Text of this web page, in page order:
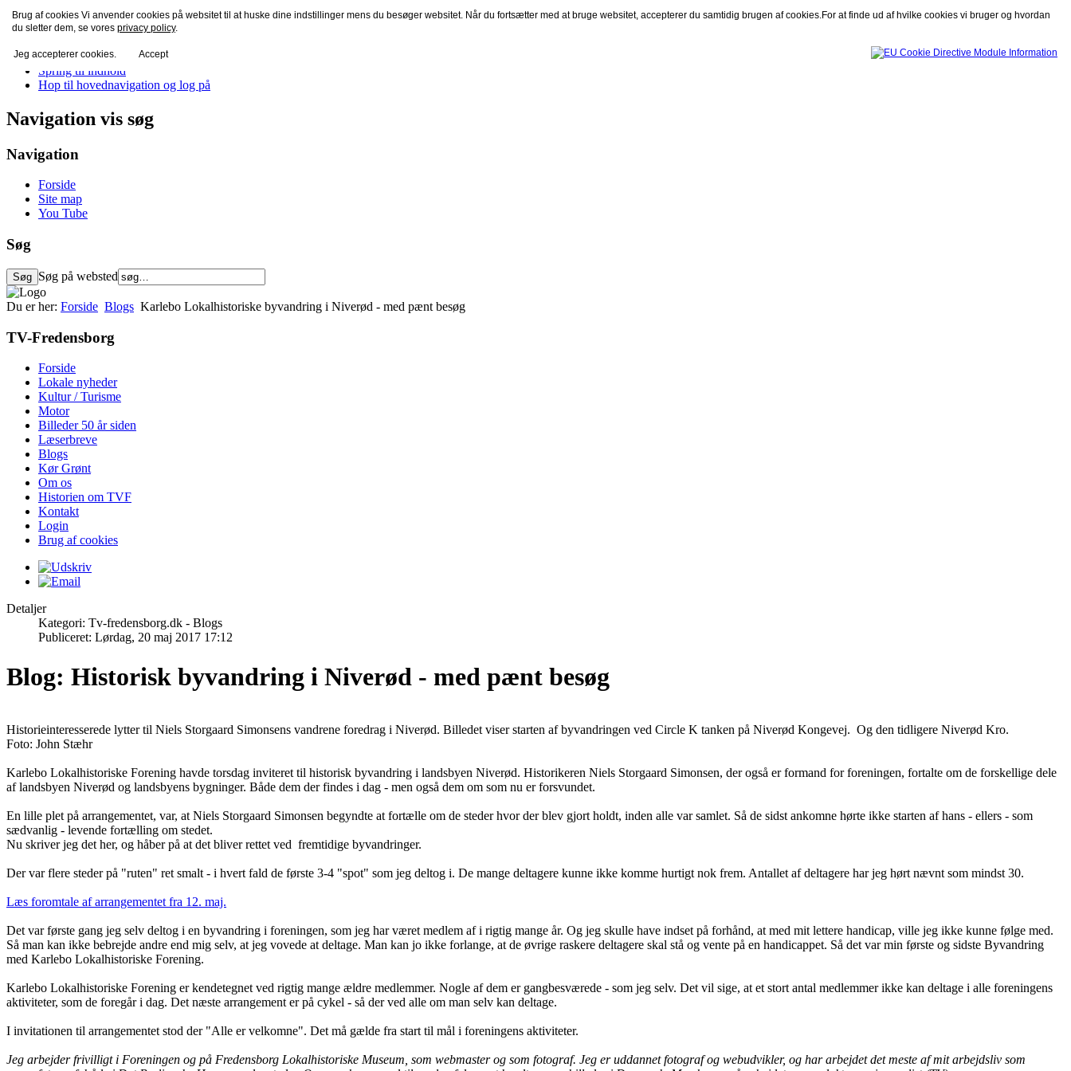
TV-Fredensborg
Spring til indhold
Hop til hovednavigation og log på
Navigation vis søg
Navigation
Forside
Site map
You Tube
Søg
Søg på websted
Du er her: Forside Blogs Karlebo Lokalhistoriske byvandring i Niverød - med pænt besøg
TV-Fredensborg
Forside
Lokale nyheder
Kultur / Turisme
Motor
Billeder 50 år siden
Læserbreve
Blogs
Kør Grønt
Om os
Historien om TVF
Kontakt
Login
Brug af cookies
Detaljer
Kategori: Tv-fredensborg.dk - Blogs
Publiceret: Lørdag, 20 maj 2017 17:12
Blog: Historisk byvandring i Niverød - med pænt besøg
Historieinteresserede lytter til Niels Storgaard Simonsens vandrene foredrag i Niverød. Billedet viser starten af byvandringen ved Circle K tanken på Niverød Kongevej. Og den tidligere Niverød Kro.
Foto: John Stæhr
Karlebo Lokalhistoriske Forening havde torsdag inviteret til historisk byvandring i landsbyen Niverød. Historikeren Niels Storgaard Simonsen, der også er formand for foreningen, fortalte om de forskellige dele
af landsbyen Niverød og landsbyens bygninger. Både dem der findes i dag - men også dem om som nu er forsvundet.
En lille plet på arrangementet, var, at Niels Storgaard Simonsen begyndte at fortælle om de steder hvor der blev gjort holdt, inden alle var samlet. Så de sidst ankomne hørte ikke starten af hans - ellers - som
sædvanlig - levende fortælling om stedet.
Nu skriver jeg det her, og håber på at det bliver rettet ved fremtidige byvandringer.
Der var flere steder på "ruten" ret smalt - i hvert fald de første 3-4 "spot" som jeg deltog i. De mange deltagere kunne ikke komme hurtigt nok frem. Antallet af deltagere har jeg hørt nævnt som mindst 30.
Læs foromtale af arrangementet fra 12. maj.
Det var første gang jeg selv deltog i en byvandring i foreningen, som jeg har været medlem af i rigtig mange år. Og jeg skulle have indset på forhånd, at med mit lettere handicap, ville jeg ikke kunne følge med.
Så man kan ikke bebrejde andre end mig selv, at jeg vovede at deltage. Man kan jo ikke forlange, at de øvrige raskere deltagere skal stå og vente på en handicappet. Så det var min første og sidste Byvandring
med Karlebo Lokalhistoriske Forening.
Karlebo Lokalhistoriske Forening er kendetegnet ved rigtig mange ældre medlemmer. Nogle af dem er gangbesværede - som jeg selv. Det vil sige, at et stort antal medlemmer ikke kan deltage i alle foreningens
aktiviteter, som de foregår i dag. Det næste arrangement er på cykel - så der ved alle om man selv kan deltage.
I invitationen til arrangementet stod der "Alle er velkomne". Det må gælde fra start til mål i foreningens aktiviteter.
Jeg arbejder frivilligt i Foreningen og på Fredensborg Lokalhistoriske Museum, som webmaster og som fotograf. Jeg er uddannet fotograf og webudvikler, og har arbejdet det meste af mit arbejdsliv som
Brug af cookies Vi anvender cookies på websitet til at huske dine indstillinger mens du besøger websitet. Når du fortsætter med at bruge websitet, accepterer du samtidig brugen af cookies.For at finde ud af hvilke cookies vi bruger og hvordan
du sletter dem, se vores privacy policy.
Jeg accepterer cookies. Accept